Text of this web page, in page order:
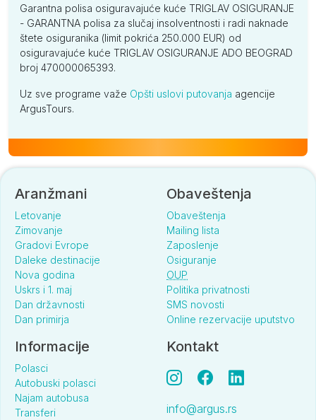
Garantna polisa osiguravajuće kuće TRIGLAV OSIGURANJE
- GARANTNA polisa za slučaj insolventnosti i radi naknade
štete osiguranika (limit pokrića 250.000 EUR) od
osiguravajuće kuće TRIGLAV OSIGURANJE ADO BEOGRAD
broj 470000065393.
Uz sve programe važe Opšti uslovi putovanja agencije
ArgusTours.
Aranžmani
Letovanje
Zimovanje
Gradovi Evrope
Daleke destinacije
Nova godina
Uskrs i 1. maj
Dan državnosti
Dan primirja
Obaveštenja
Obaveštenja
Mailing lista
Zaposlenje
Osiguranje
OUP
Politika privatnosti
SMS novosti
Online rezervacije uputstvo
Informacije
Polasci
Autobuski polasci
Najam autobusa
Transferi
Kontakt
info@argus.rs